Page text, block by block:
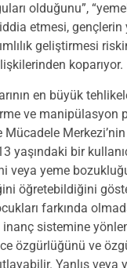
olduğunu”,
etmesi, gençlerin
geliştirmesi
koparıyor.
en büyük
ve manipülasyon
Merkezi’nin
yaşındaki bir
veya yeme
öğretebildiğini
farkında
sistemine
özgürlüğünü ve
Yanlış veya